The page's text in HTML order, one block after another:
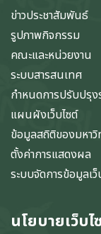
ข่าวประชาสัมพันธ์
รูปภาพกิจกรรม
คณะและหน่วยงาน
ระบบสารสนเทศ
กำหนดการปรับปรุง
แผนผังเว็บไซต์
ข้อมูลสถิติของมหาวิ
ตั้งค่าการแสดงผล
ระบบจัดการข้อมูลเว็
นโยบายเว็บไ